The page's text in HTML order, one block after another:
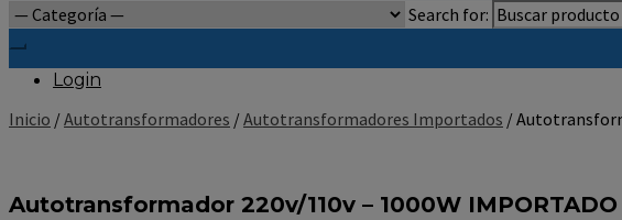
Search for:
Login
Inicio /Autotransformadores /Autotransformadores Importados /
Autotransformador 220v/110v – 1000W IMPORTADO